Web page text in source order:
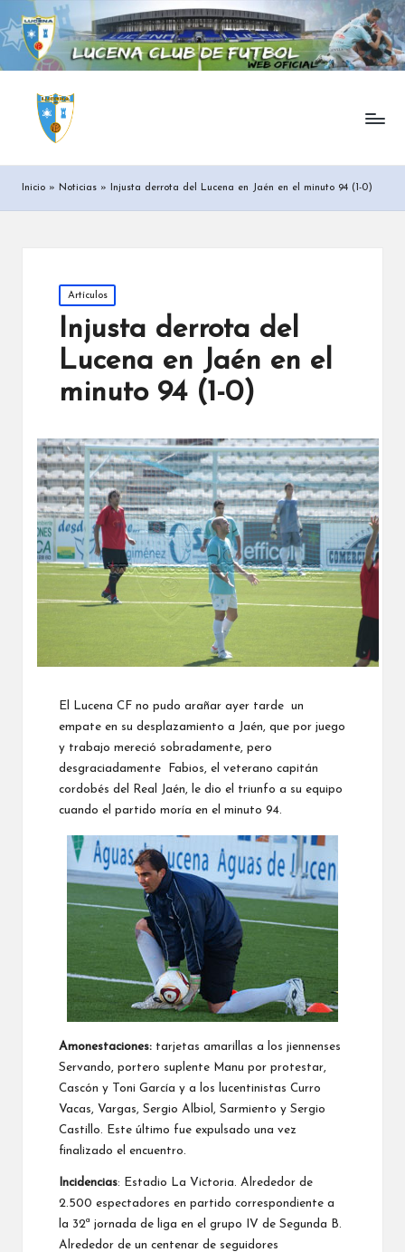
Inicio » Noticias » Injusta derrota del Lucena en Jaén en el minuto 94 (1-0)
Posted
Artículos
Injusta derrota del
Lucena en Jaén en el
minuto 94 (1-0)
El Lucena CF no pudo arañar ayer tarde un
empate en su desplazamiento a Jaén, que por juego
y trabajo mereció sobradamente, pero
desgraciadamente Fabios, el veterano capitán
cordobés del Real Jaén, le dio el triunfo a su equipo
cuando el partido moría en el minuto 94.
Amonestaciones: tarjetas amarillas a los jiennenses
Servando, portero suplente Manu por protestar,
Cascón y Toni García y a los lucentinistas Curro
Vacas, Vargas, Sergio Albiol, Sarmiento y Sergio
Castillo. Este último fue expulsado una vez
finalizado el encuentro.
Incidencias: Estadio La Victoria. Alrededor de
2.500 espectadores en partido correspondiente a
la 32ª jornada de liga en el grupo IV de Segunda B.
Alrededor de un centenar de seguidores